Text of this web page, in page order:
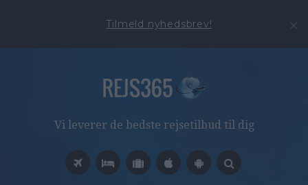
Tilmeld nyhedsbrev!
Vi leverer de bedste rejsetilbud til dig